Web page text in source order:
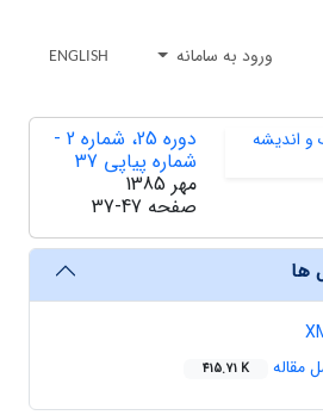
ورود به سامانه ENGLISH
دوره 25، شماره 2 -
شماره پیاپی 37
مهر 1385
صفحه 37-47
ها
مقاله
415.71 K